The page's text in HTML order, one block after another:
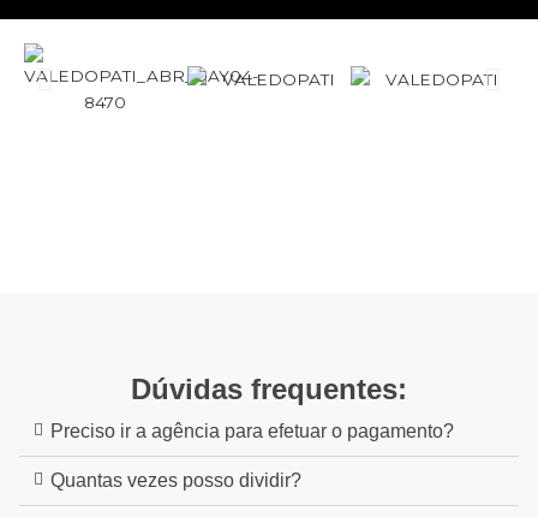
Dúvidas frequentes:
Preciso ir a agência para efetuar o pagamento?
Quantas vezes posso dividir?